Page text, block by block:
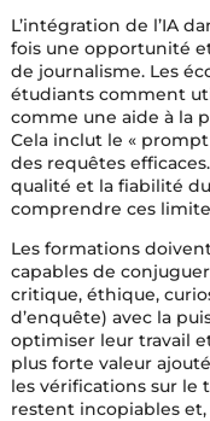
L’intégration de l’IA
fois une opportunité
de journalisme. Les
étudiants comment
comme une aide à la
Cela inclut le «
des requêtes
qualité et la fiabilité
comprendre ces
Les formations
capables de
critique, éthique,
d’enquête) avec la
optimiser leur travail
plus forte valeur
les vérifications sur le
restent incopiables